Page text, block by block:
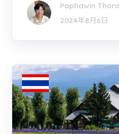
Paphawin
2024年8月6日